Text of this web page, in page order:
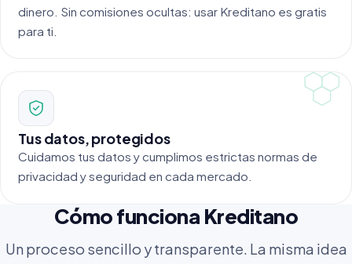
dinero. Sin comisiones ocultas: usar Kreditano es gratis
para ti.
Tus datos, protegidos
Cuidamos tus datos y cumplimos estrictas normas de
privacidad y seguridad en cada mercado.
Cómo funciona Kreditano
Un proceso sencillo y transparente. La misma idea